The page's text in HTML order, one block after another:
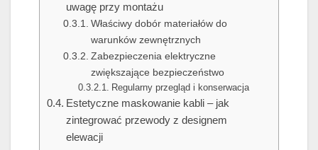
uwagę przy montażu
Właściwy dobór materiałów do
warunków zewnętrznych
Zabezpieczenia elektryczne
zwiększające bezpieczeństwo
Regularny przegląd i konserwacja
Estetyczne maskowanie kabli – jak
zintegrować przewody z designem
elewacji